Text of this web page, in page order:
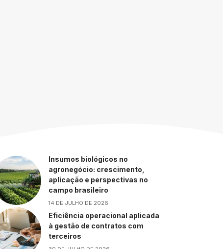
Insumos biológicos no
agronegócio: crescimento,
aplicação e perspectivas no
campo brasileiro
14 DE JULHO DE 2026
Eficiência operacional aplicada
à gestão de contratos com
terceiros